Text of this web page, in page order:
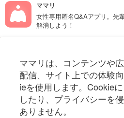
ママリ
女性専用匿名Q&Aアプリ。先
解消しよう！
ママリは、コンテンツや
配信、サイト上での体験
ieを使用します。Cookie
したり、プライバシーを
ありません。
妊娠〜子育て中のお役立